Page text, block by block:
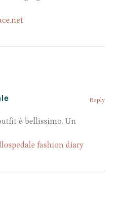
Reply
è bellissimo. Un
fashion diary